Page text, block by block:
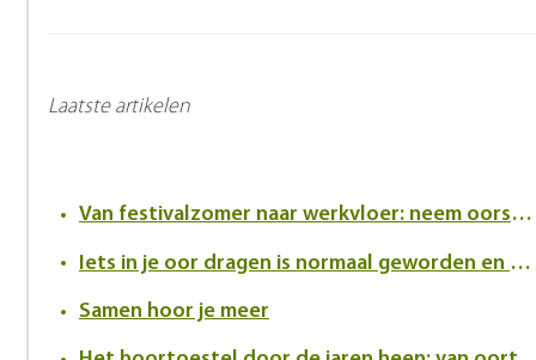
Laatste artikelen
Van festivalzomer naar werkvloer: neem oorsuizen serieus
Iets in je oor dragen is normaal geworden en dat verandert de kijk op hoortoestellen
Samen hoor je meer